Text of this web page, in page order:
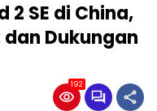
2 SE di China,
dan Dukungan
192